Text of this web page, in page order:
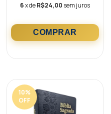
6x deR$24,00 sem juros
10%
OFF